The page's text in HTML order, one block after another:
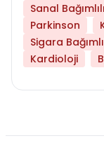
Sanal
Parkinson
Sigara
Kardioloji